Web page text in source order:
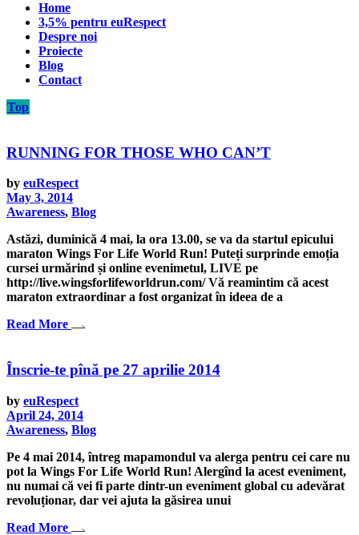
Home
3,5% pentru euRespect
Despre noi
Proiecte
Blog
Contact
Top
RUNNING FOR THOSE WHO CAN’T
by euRespect
May 3, 2014
Awareness, Blog
Astăzi, duminică 4 mai, la ora 13.00, se va da startul epicului
maraton Wings For Life World Run! Puteți surprinde emoția
cursei urmărind și online evenimetul, LIVE pe
http://live.wingsforlifeworldrun.com/ Vă reamintim că acest
maraton extraordinar a fost organizat în ideea de a
Read More
Înscrie-te pînă pe 27 aprilie 2014
by euRespect
April 24, 2014
Awareness, Blog
Pe 4 mai 2014, întreg mapamondul va alerga pentru cei care nu
pot la Wings For Life World Run! Alergînd la acest eveniment,
nu numai că vei fi parte dintr-un eveniment global cu adevărat
revoluționar, dar vei ajuta la găsirea unui
Read More